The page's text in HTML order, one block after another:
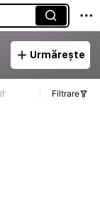
Urmărește
Filtrare